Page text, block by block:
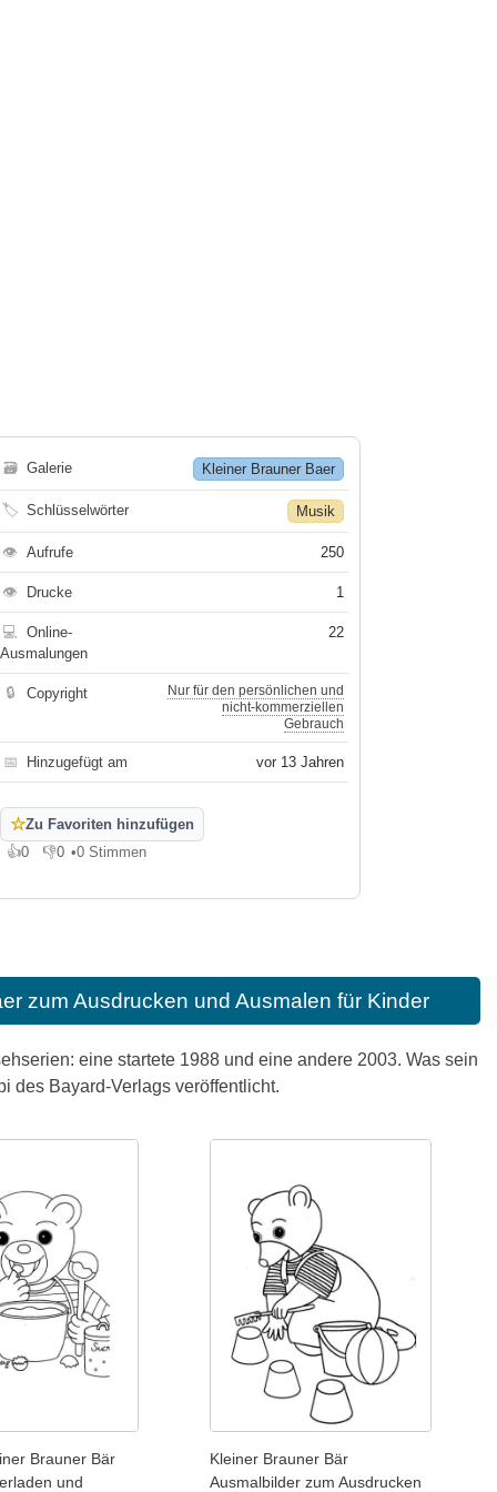
🗃 Galerie Kleiner Brauner Baer
🏷 Schlüsselwörter Musik
👁 Aufrufe 250
👁 Drucke 1
💻
Online-
Ausmalungen
22
🔒 Copyright
Nur für den persönlichen und
nicht-kommerziellen
Gebrauch
📅 Hinzugefügt am vor 13 Jahren
☆Zu Favoriten hinzufügen
👍0
Gefällt mir
👎0
Gefällt mir nicht
•0 Stimmen
zum Ausdrucken und Ausmalen für Kinder
eine startete 1988 und eine andere 2003. Was sein
des Bayard-Verlags veröffentlicht.
Brauner Bär
und
Kleiner Brauner Bär
Ausmalbilder zum Ausdrucken